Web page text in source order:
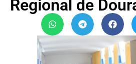
Regional de